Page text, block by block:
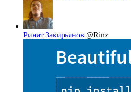
Ринат Закирьянов @Rinz